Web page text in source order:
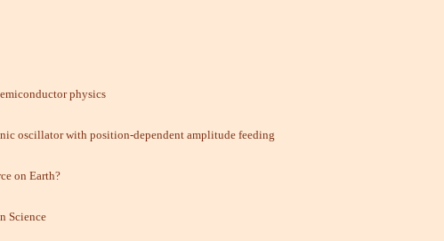
physics
oscillator with position-dependent amplitude feeding
on Earth?
Science